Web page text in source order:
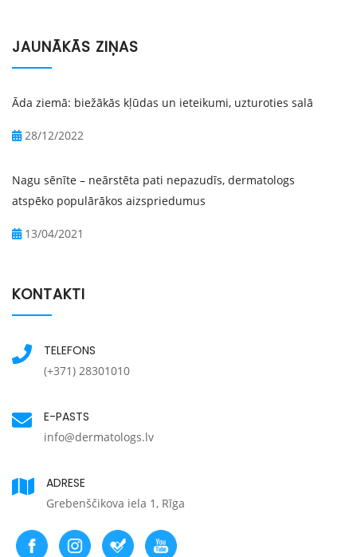
JAUNĀKĀS ZIŅAS
Āda ziemā: biežākās kļūdas un ieteikumi, uzturoties salā
28/12/2022
Nagu sēnīte – neārstēta pati nepazudīs, dermatologs
atspēko populārākos aizspriedumus
13/04/2021
KONTAKTI
TELEFONS
(+371) 28301010
E-PASTS
info@dermatologs.lv
ADRESE
Grebenščikova iela 1, Rīga